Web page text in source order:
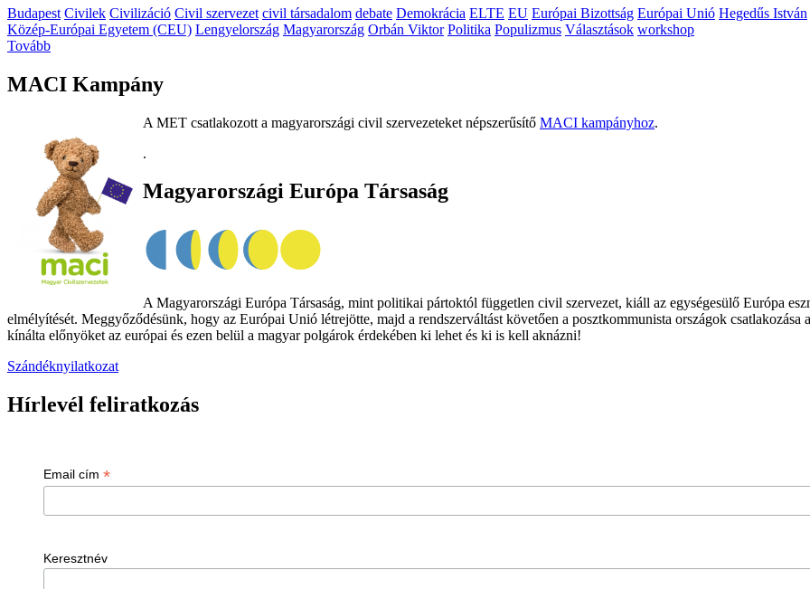
Budapest Civilek Civilizáció Civil szervezet civil társadalom debate Demokrácia ELTE EU Európai Bizottság Európai Unió Hegedűs István
Közép-Európai Egyetem (CEU) Lengyelország Magyarország Orbán Viktor Politika Populizmus Választások workshop
Tovább
MACI Kampány
A MET csatlakozott a magyarországi civil szervezeteket népszerűsítő MACI kampányhoz.
.
Magyarországi Európa Társaság
A Magyarországi Európa Társaság, mint politikai pártoktól független civil szervezet, kiáll az egységesülő Európa
elmélyítését. Meggyőződésünk, hogy az Európai Unió létrejötte, majd a rendszerváltást követően a posztkommunista országok
kínálta előnyöket az európai és ezen belül a magyar polgárok érdekében ki lehet és ki is kell aknázni!
Szándéknyilatkozat
Hírlevél feliratkozás
Email cím *
Keresztnév